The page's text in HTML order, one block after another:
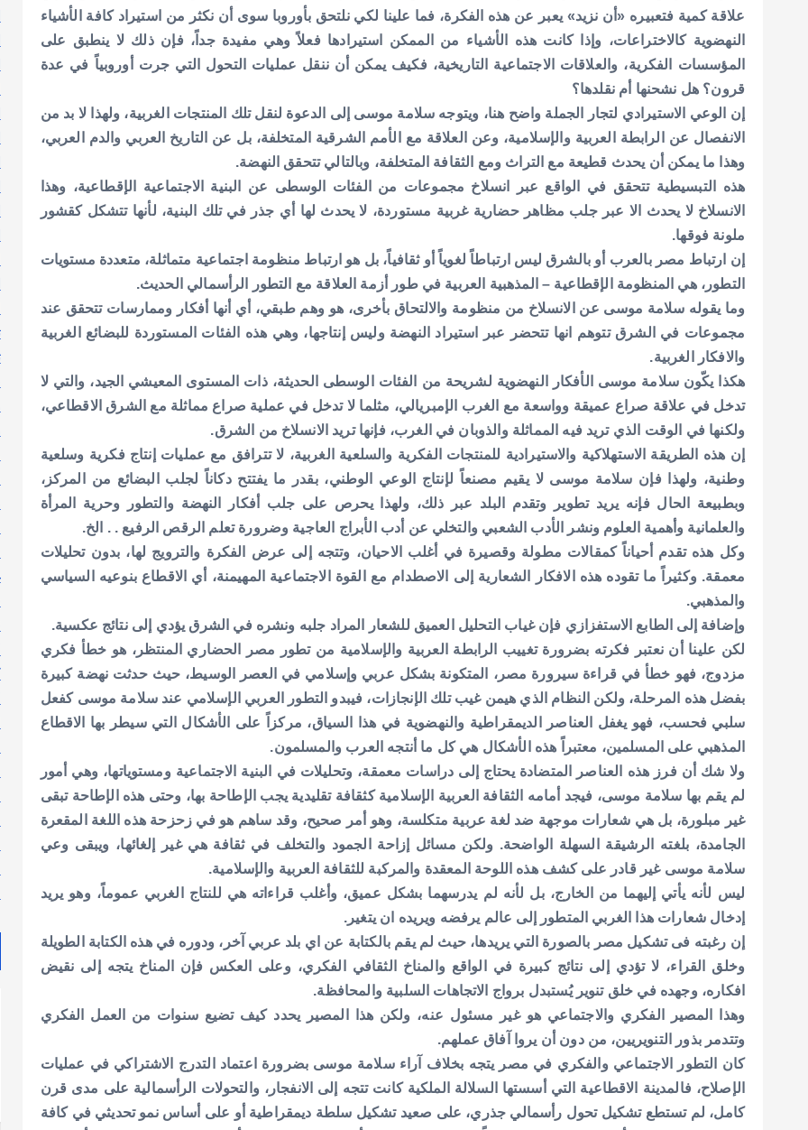
علاقة كمية فتعبيره «أن نزيد» يعبر عن هذه الفكرة، فما علينا لكي نلتحق بأوروبا سوى أن نكثر من استيراد كافة الأشياء
النهضوية كالاختراعات، وإذا كانت هذه الأشياء من الممكن استيرادها فعلاً وهي مفيدة جداً، فإن ذلك لا ينطبق على
المؤسسات الفكرية، والعلاقات الاجتماعية التاريخية، فكيف يمكن أن ننقل عمليات التحول التي جرت أوروبياً في عدة
قرون؟ هل نشحنها أم نقلدها؟
إن الوعي الاستيرادي لتجار الجملة واضح هنا، ويتوجه سلامة موسى إلى الدعوة لنقل تلك المنتجات الغربية، ولهذا لا بد من
الانفصال عن الرابطة العربية والإسلامية، وعن العلاقة مع الأمم الشرقية المتخلفة، بل عن التاريخ العربي والدم العربي،
وهذا ما يمكن أن يحدث قطيعة مع التراث ومع الثقافة المتخلفة، وبالتالي تتحقق النهضة.
هذه التبسيطية تتحقق في الواقع عبر انسلاخ مجموعات من الفئات الوسطى عن البنية الاجتماعية الإقطاعية، وهذا
الانسلاخ لا يحدث الا عبر جلب مظاهر حضارية غربية مستوردة، لا يحدث لها أي جذر في تلك البنية، لأنها تتشكل كقشور
ملونة فوقها.
إن ارتباط مصر بالعرب أو بالشرق ليس ارتباطاً لغوياً أو ثقافياً، بل هو ارتباط منظومة اجتماعية متماثلة، متعددة مستويات
التطور، هي المنظومة الإقطاعية – المذهبية العربية في طور أزمة العلاقة مع التطور الرأسمالي الحديث.
وما يقوله سلامة موسى عن الانسلاخ من منظومة والالتحاق بأخرى، هو وهم طبقي، أي أنها أفكار وممارسات تتحقق عند
مجموعات في الشرق تتوهم انها تتحضر عبر استيراد النهضة وليس إنتاجها، وهي هذه الفئات المستوردة للبضائع الغربية
والافكار الغربية.
هكذا يكّون سلامة موسى الأفكار النهضوية لشريحة من الفئات الوسطى الحديثة، ذات المستوى المعيشي الجيد، والتي لا
تدخل في علاقة صراع عميقة وواسعة مع الغرب الإمبريالي، مثلما لا تدخل في عملية صراع مماثلة مع الشرق الاقطاعي،
ولكنها في الوقت الذي تريد فيه المماثلة والذوبان في الغرب، فإنها تريد الانسلاخ من الشرق.
إن هذه الطريقة الاستهلاكية والاستيرادية للمنتجات الفكرية والسلعية الغربية، لا تترافق مع عمليات إنتاج فكرية وسلعية
وطنية، ولهذا فإن سلامة موسى لا يقيم مصنعاً لإنتاج الوعي الوطني، بقدر ما يفتتح دكاناً لجلب البضائع من المركز،
وبطبيعة الحال فإنه يريد تطوير وتقدم البلد عبر ذلك، ولهذا يحرص على جلب أفكار النهضة والتطور وحرية المرأة
والعلمانية وأهمية العلوم ونشر الأدب الشعبي والتخلي عن أدب الأبراج العاجية وضرورة تعلم الرقص الرفيع . . الخ.
وكل هذه تقدم أحياناً كمقالات مطولة وقصيرة في أغلب الاحيان، وتتجه إلى عرض الفكرة والترويج لها، بدون تحليلات
معمقة. وكثيراً ما تقوده هذه الافكار الشعارية إلى الاصطدام مع القوة الاجتماعية المهيمنة، أي الاقطاع بنوعيه السياسي
والمذهبي.
وإضافة إلى الطابع الاستفزازي فإن غياب التحليل العميق للشعار المراد جلبه ونشره في الشرق يؤدي إلى نتائج عكسية.
لكن علينا أن نعتبر فكرته بضرورة تغييب الرابطة العربية والإسلامية من تطور مصر الحضاري المنتظر، هو خطأ فكري
مزدوج، فهو خطأ في قراءة سيرورة مصر، المتكونة بشكل عربي وإسلامي في العصر الوسيط، حيث حدثت نهضة كبيرة
بفضل هذه المرحلة، ولكن النظام الذي هيمن غيب تلك الإنجازات، فيبدو التطور العربي الإسلامي عند سلامة موسى كفعل
سلبي فحسب، فهو يغفل العناصر الديمقراطية والنهضوية في هذا السياق، مركزاً على الأشكال التي سيطر بها الاقطاع
المذهبي على المسلمين، معتبراً هذه الأشكال هي كل ما أنتجه العرب والمسلمون.
ولا شك أن فرز هذه العناصر المتضادة يحتاج إلى دراسات معمقة، وتحليلات في البنية الاجتماعية ومستوياتها، وهي أمور
لم يقم بها سلامة موسى، فيجد أمامه الثقافة العربية الإسلامية كثقافة تقليدية يجب الإطاحة بها، وحتى هذه الإطاحة تبقى
غير مبلورة، بل هي شعارات موجهة ضد لغة عربية متكلسة، وهو أمر صحيح، وقد ساهم هو في زحزحة هذه اللغة المقعرة
الجامدة، بلغته الرشيقة السهلة الواضحة. ولكن مسائل إزاحة الجمود والتخلف في ثقافة هي غير إلغائها، ويبقى وعي
سلامة موسى غير قادر على كشف هذه اللوحة المعقدة والمركبة للثقافة العربية والإسلامية.
ليس لأنه يأتي إليهما من الخارج، بل لأنه لم يدرسهما بشكل عميق، وأغلب قراءاته هي للنتاج الغربي عموماً، وهو يريد
إدخال شعارات هذا الغربي المتطور إلى عالم يرفضه ويريده ان يتغير.
إن رغبته فى تشكيل مصر بالصورة التي يريدها، حيث لم يقم بالكتابة عن اي بلد عربي آخر، ودوره في هذه الكتابة الطويلة
وخلق القراء، لا تؤدي إلى نتائج كبيرة في الواقع والمناخ الثقافي الفكري، وعلى العكس فإن المناخ يتجه إلى نقيض
افكاره، وجهده في خلق تنوير يُستبدل برواج الاتجاهات السلبية والمحافظة.
وهذا المصير الفكري والاجتماعي هو غير مسئول عنه، ولكن هذا المصير يحدد كيف تضيع سنوات من العمل الفكري
وتتدمر بذور التنويريين، من دون أن يروا آفاق عملهم.
كان التطور الاجتماعي والفكري في مصر يتجه بخلاف آراء سلامة موسى بضرورة اعتماد التدرج الاشتراكي في عمليات
الإصلاح، فالمدينة الاقطاعية التي أسستها السلالة الملكية كانت تتجه إلى الانفجار، والتحولات الرأسمالية على مدى قرن
كامل، لم تستطع تشكيل تحول رأسمالي جذري، على صعيد تشكيل سلطة ديمقراطية أو على أساس نمو تحديثي في كافة